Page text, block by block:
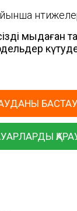
мыңдаған
БАСТАУ